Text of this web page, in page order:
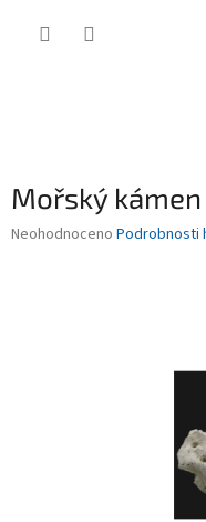
Mořský
Průměrné
Neohodnoceno Podrobnosti